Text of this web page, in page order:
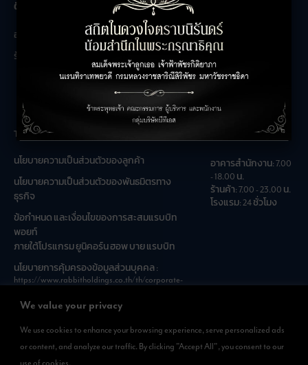
We value your privacy
We use cookies to enhance your browsing experience, serve personalized ads
or content, and analyze our traffic. By clicking "Accept All", you consent to our
use of cookies.
ติดต่อสอบถาม
อาคารสำนักงาน
ร้านค้า
เกี่ยวกับเรา
ติดต่อเรา
ร่วมงานกับเรา
The Unicorn
นโยบายความเป็นส่วนตัวของลูกค้า
นโยบายความเป็นส่วนตัวของพันธมิตรทาง
ธุรกิจ
ข้อกำหนด และเงื่อนไขของการสะสมแรบบิท
พอยท์
ภายใต้โปรแกรม ยูนิคอร์น ฮอพ บาย แรบบิท
นโยบายการคุ้มครองข้อมูลส่วนบุคคล :
https://www.rabbitholdings.co.th/th/corporate-
อาคารสำนักงาน: 7.00
- 18.00 น.
ร้านค้า: 7.00 - 23.00 น.
โรงแรม: 24 ชั่วโมง
ดาวน์โหลดแอพได้แล้วที่
สามารถดาวน์โหลด